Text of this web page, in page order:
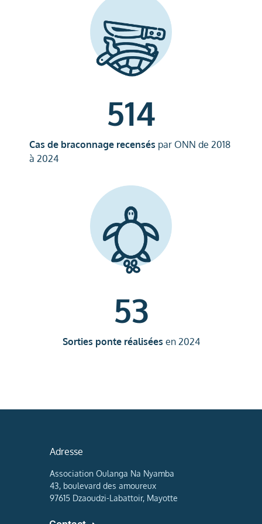
Cas de braconnage recensés par ONN de 2018
à 2024
514
Sorties ponte réalisées en 2024
53
Adresse
Association Oulanga Na Nyamba
43, boulevard des amoureux
97615 Dzaoudzi-Labattoir, Mayotte